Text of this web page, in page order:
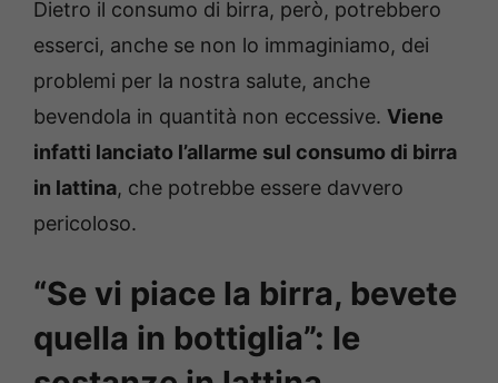
Dietro il consumo di birra, però, potrebbero
esserci, anche se non lo immaginiamo, dei
problemi per la nostra salute, anche
bevendola in quantità non eccessive. Viene
infatti lanciato l’allarme sul consumo di birra
in lattina, che potrebbe essere davvero
pericoloso.
“Se vi piace la birra, bevete
quella in bottiglia”: le